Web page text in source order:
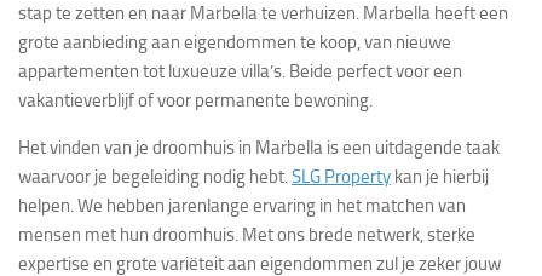
stap te zetten en naar Marbella te verhuizen. Marbella heeft een
grote aanbieding aan eigendommen te koop, van nieuwe
appartementen tot luxueuze villa’s. Beide perfect voor een
vakantieverblijf of voor permanente bewoning.
Het vinden van je droomhuis in Marbella is een uitdagende taak
waarvoor je begeleiding nodig hebt.SLG Property kan je hierbij
helpen. We hebben jarenlange ervaring in het matchen van
mensen met hun droomhuis. Met ons brede netwerk, sterke
expertise en grote variëteit aan eigendommen zul je zeker jouw